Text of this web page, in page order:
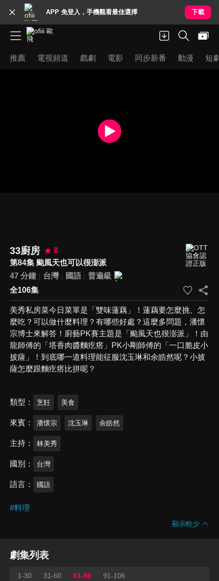
APP 免登入，手機觀看最佳選擇 下載
推薦 電視頻道 戲劇 電影 同步新番 動漫 短
33廚房
8
第84集 颱風天也可以很澎派
47 分鐘
台灣 國語
普遍級
全106集
美秀私房菜今日菜單是「雙味蓮藕」！蓮藕要怎麼挑、怎
麼吃？可以做什麼料理？有哪些好處？這麼多問題，潘懷
宗博士來解答！廚藝PK賽主題是「颱風天也很澎派」！由
龍師傅的「塔香肉醬麵疙瘩」PK小剛師傅的「一口脆皮小
披薩」！到底哪一道料理能征服沈玉琳和余皓然呢？小披
薩怎麼跟麵疙瘩比拼呢？
類型 烹飪 美食
來賓 潘懷宗 沈玉琳 余皓然
主持 林美秀
國別 台灣
語言 國語
#料理
顯示較少
劇集列表
1-30 31-60 61-90 91-106